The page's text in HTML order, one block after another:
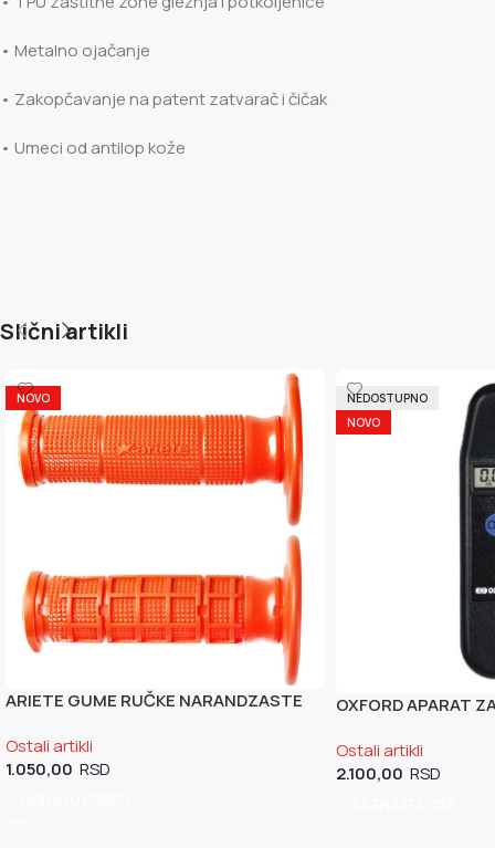
• Metalno ojačanje
• Zakopčavanje na patent zatvarač i čičak
• Umeci od antilop kože
Slični artikli
NOVO
ARIETE GUME RUČKE NARANDZASTE
Ostali artikli
1.050,00
NEDOSTUPNO
NOVO
OXFORD APARAT
Ostali artikli
2.100,00